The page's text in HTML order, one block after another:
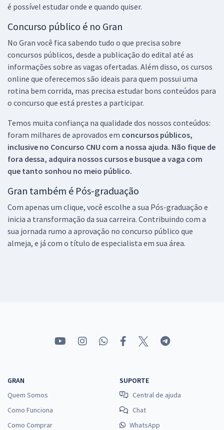
é possível estudar onde e quando quiser.
Concurso público é no Gran
No Gran você fica sabendo tudo o que precisa sobre
concursos públicos, desde a publicação do edital até as
informações sobre as vagas ofertadas. Além disso, os cursos
online que oferecemos são ideais para quem possui uma
rotina bem corrida, mas precisa estudar bons conteúdos para
o concurso que está prestes a participar.
Temos muita confiança na qualidade dos nossos conteúdos:
foram milhares de aprovados em concursos públicos,
inclusive no Concurso CNU com a nossa ajuda. Não fique de
fora dessa, adquira nossos cursos e busque a vaga com
que tanto sonhou no meio público.
Gran também é Pós-graduação
Com apenas um clique, você escolhe a sua Pós-graduação e
inicia a transformação da sua carreira. Contribuindo com a
sua jornada rumo a aprovação no concurso público que
almeja, e já com o título de especialista em sua área.
GRAN
Quem Somos
Como Funciona
Como Comprar
SUPORTE
Central de ajuda
Chat
WhatsApp